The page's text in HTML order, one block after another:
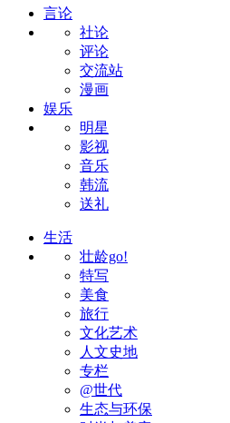
言论
社论
评论
交流站
漫画
娱乐
明星
影视
音乐
韩流
送礼
生活
壮龄go!
特写
美食
旅行
文化艺术
人文史地
专栏
@世代
生态与环保